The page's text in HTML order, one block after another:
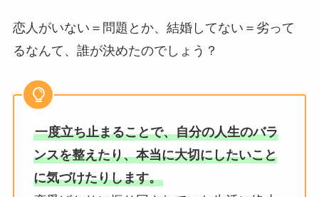
恋人がいない＝問題とか、結婚してない＝劣って
るなんて、誰が決めたのでしょう？
一度立ち止まることで、自分の人生のバラ
ンスを整えたり、本当に大切にしたいこと
に気づけたりします。